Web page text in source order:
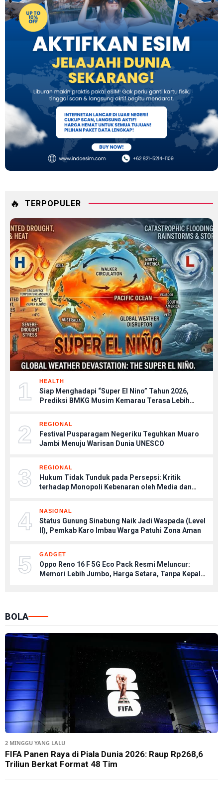
🔥 TERPOPULER
1 HEALTH
Siap Menghadapi “Super El Nino” Tahun 2026,
Prediksi BMKG Musim Kemarau Terasa Lebih
2 REGIONAL
Festival Pusparagam Negeriku Teguhkan Muaro
Jambi Menuju Warisan Dunia UNESCO
3 REGIONAL
Hukum Tidak Tunduk pada Persepsi: Kritik
terhadap Monopoli Kebenaran oleh Media dan
4 NASIONAL
Status Gunung Sinabung Naik Jadi Waspada (Level
II), Pemkab Karo Imbau Warga Patuhi Zona Aman
5 GADGET
Oppo Reno 16 F 5G Eco Pack Resmi Meluncur:
Memori Lebih Jumbo, Harga Setara, Tanpa Kepala
BOLA
2 MINGGU YANG LALU
FIFA Panen Raya di Piala Dunia 2026: Raup Rp268,6
Triliun Berkat Format 48 Tim